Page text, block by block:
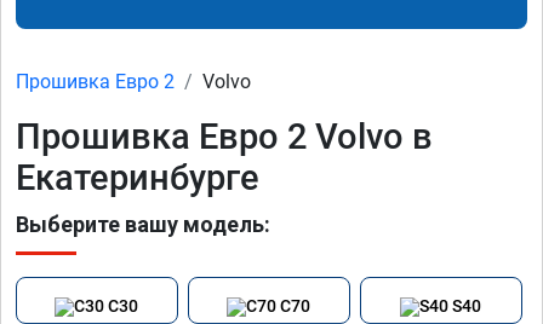
Прошивка Евро 2 Volvo
Прошивка Евро 2 Volvo в
Екатеринбурге
Выберите вашу модель:
C30 C70 S40